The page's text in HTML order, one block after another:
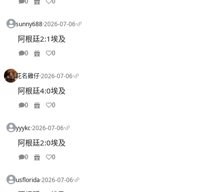
sunny688·2026-07-06·
阿根廷2:1埃及
0 0
花名雞仔·2026-07-06·
阿根廷4:0埃及
0 0
yyykc·2026-07-06·
阿根廷2:0埃及
0 0
usflorida·2026-07-06·